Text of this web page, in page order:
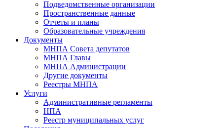
Подведомственные организации
Пространственные данные
Отчеты и планы
Образовательные учреждения
Документы
МНПА Совета депутатов
МНПА Главы
МНПА Администрации
Другие документы
Реестры МНПА
Услуги
Административные регламенты
НПА
Реестр муниципальных услуг